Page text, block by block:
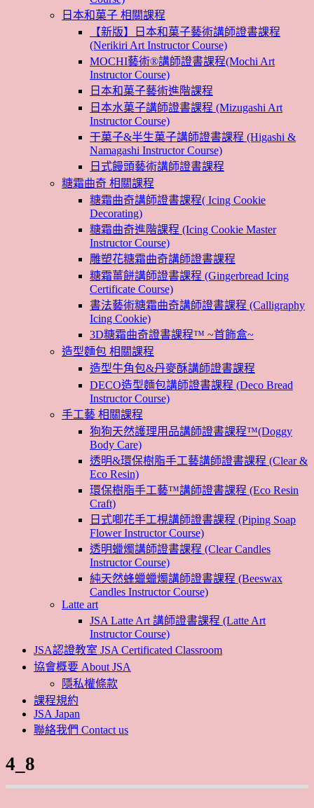
日本和菓子 相關課程
【新版】日本和菓子藝術講師證書課程
(Nerikiri Art Instructor Course)
MOCHI藝術®講師證書課程(Mochi Art
Instructor Course)
日本和菓子藝術進階課程
日本水菓子講師證書課程 (Mizugashi Art
Instructor Course)
干菓子&半生菓子講師證書課程 (Higashi &
Namagashi Instructor Course)
日式饅頭藝術講師證書課程
糖霜曲奇 相關課程
糖霜曲奇講師證書課程( Icing Cookie
Decorating)
糖霜曲奇進階課程 (Icing Cookie Master
Instructor Course)
雕塑花糖霜曲奇講師證書課程
糖霜薑餅講師證書課程 (Gingerbread Icing
Certificate Course)
書法藝術糖霜曲奇講師證書課程 (Calligraphy
Icing Cookie)
3D糖霜曲奇證書課程™ ~首飾盒~
造型麵包 相關課程
造型牛角包&丹麥酥講師證書課程
DECO造型麵包講師證書課程 (Deco Bread
Instructor Course)
手工藝 相關課程
狗狗天然護理用品講師證書課程™(Doggy
Body Care)
透明&環保樹脂手工藝講師證書課程 (Clear &
Eco Resin)
環保樹脂手工藝™講師證書課程 (Eco Resin
Craft)
日式唧花手工梘講師證書課程 (Piping Soap
Flower Instructor Course)
透明蠟燭講師證書課程 (Clear Candles
Instructor Course)
純天然蜂蠟蠟燭講師證書課程 (Beeswax
Candles Instructor Course)
Latte art
JSA Latte Art 講師證書課程 (Latte Art
Instructor Course)
JSA認證教室 JSA Certificated Classroom
協會概要 About JSA
隱私權條款
課程規約
JSA Japan
聯絡我們 Contact us
4_8